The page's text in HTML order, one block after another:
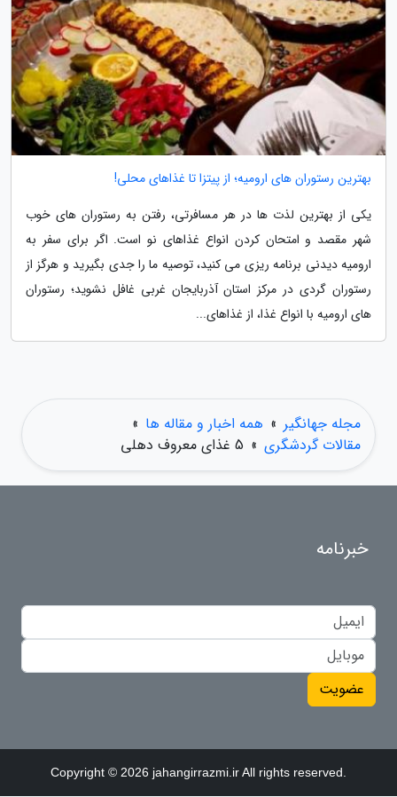
بهترین رستوران های ارومیه؛ از پیتزا تا غذاهای محلی!
یکی از بهترین لذت ها در هر مسافرتی، رفتن به رستوران های خوب
شهر مقصد و امتحان کردن انواع غذاهای نو است. اگر برای سفر به
ارومیه دیدنی برنامه ریزی می کنید، توصیه ما را جدی بگیرید و هرگز از
رستوران گردی در مرکز استان آذربایجان غربی غافل نشوید؛ رستوران
های ارومیه با انواع غذا، از غذاهای...
مجله جهانگیر » همه اخبار و مقاله ها »
مقالات گردشگری » 5 غذای معروف دهلی
خبرنامه
عضویت
Copyright © 2026 jahangirrazmi.ir All rights reserved.